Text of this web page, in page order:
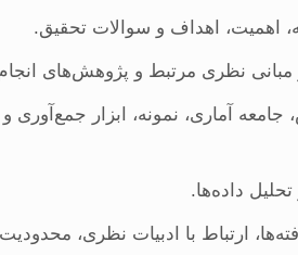
اهمیت، اهداف و سوالات تحقیق.
مبانی نظری مرتبط و پژوهش‌های
آماری، نمونه، ابزار جمع‌آوری
تحلیل داده‌ها.
ارتباط با ادبیات نظری،